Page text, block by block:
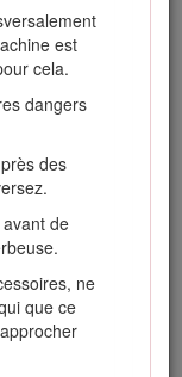
est
cela.
dangers
des
de
ne
que ce
sont
des
insister sur
attention
d'une
et